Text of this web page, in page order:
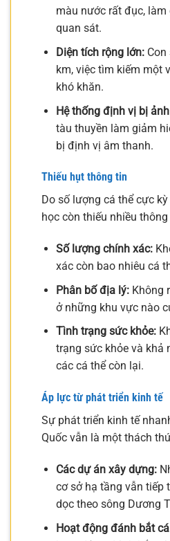
màu nước rất đục,
quan sát.
Diện tích rộng lớn:Con
km, việc tìm kiếm một
khó khăn.
Hệ thống định vị bị
tàu thuyền làm giảm
bị định vị âm thanh.
Thiếu hụt thông tin
Do số lượng cá thể cực
học còn thiếu nhiều
Số lượng chính xác:
xác còn bao nhiêu cá
Phân bố địa lý:Không
ở những khu vực nào
Tình trạng sức khỏe:
trạng sức khỏe và khả
các cá thể còn lại.
Áp lực từ phát triển kinh tế
Sự phát triển kinh tế
Quốc vẫn là một thách
Các dự án xây dựng:
cơ sở hạ tầng vẫn tiếp
dọc theo sông Dương
Hoạt động đánh bắt